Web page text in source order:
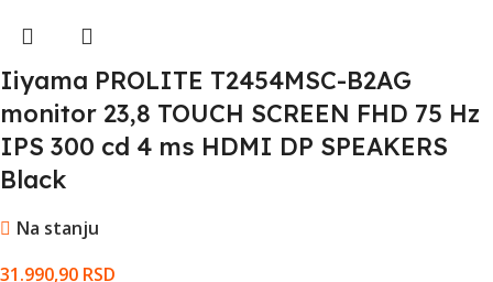
Iiyama PROLITE T2454MSC-B2AG
monitor 23,8 TOUCH SCREEN FHD 75 Hz
IPS 300 cd 4 ms HDMI DP SPEAKERS
Black
Na stanju
31.990,90 RSD